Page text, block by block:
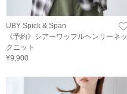
UBY Spick & Span
《予約》シアーワッフルヘンリーネッ
クニット
¥9,900